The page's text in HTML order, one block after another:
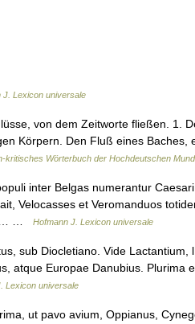
J. Lexicon universale
von dem Zeitworte fließen. 1.
Körpern. Den Fluß eines Baches,
kritisches Wörterbuch der Hochdeutschen
inter Belgas numerantur
Velocasses et Veromanduos
…
Hofmann J. Lexicon universale
sub Diocletiano. Vide Lactantium,
atque Europae Danubius. Plurima
Lexicon universale
ut pavo avium, Oppianus,